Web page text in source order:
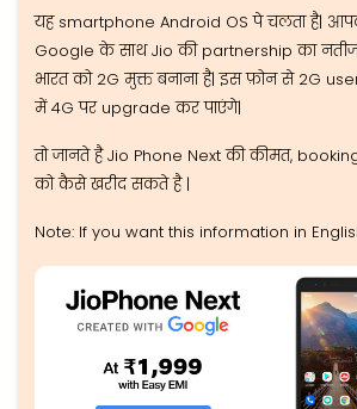
यह smartphone Android OS पे चलता है|
Google के साथ Jio की partnership का
भारत को 2G मुक्त बनाना है| इस फ़ोन से 2G
में 4G पर upgrade कर पाएंगे|
तो जानते है Jio Phone Next की कीमत,
को कैसे खरीद सकते है |
Note: If you want this information in